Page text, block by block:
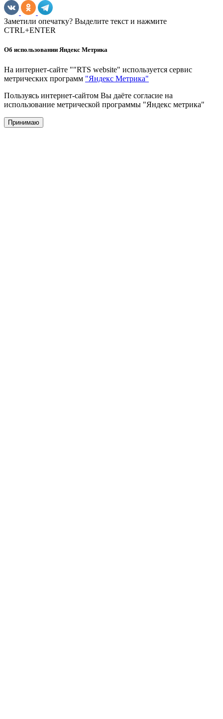
Заметили опечатку? Выделите текст и нажмите
CTRL+ENTER
Об использовании Яндекс Метрика
На интернет-сайте ""RTS website" используется сервис
метрических программ "Яндекс Метрика"
Пользуясь интернет-сайтом Вы даёте согласие на
использование метрической программы "Яндекс метрика"
Принимаю